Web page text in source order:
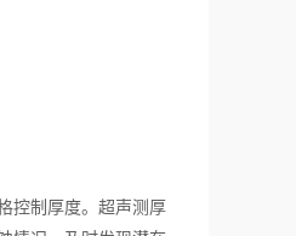
控制厚度。超声测厚